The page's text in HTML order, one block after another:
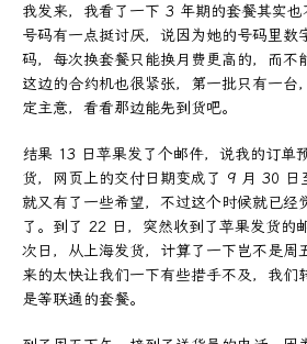
我发来，我看了一下 3 年期的套餐其实
号码有一点挺讨厌，说因为她的号码里数
码，每次换套餐只能换月费更高的，而不
这边的合约机也很紧张，第一批只有一台
定主意，看看那边能先到货吧。
结果 13 日苹果发了个邮件，说我的订单
货，网页上的交付日期变成了 9 月 30
就又有了一些希望，不过这个时候就已经
了。到了 22 日，突然收到了苹果发货的
次日，从上海发货，计算了一下岂不是周
来的太快让我们一下有些措手不及，我们
是等联通的套餐。